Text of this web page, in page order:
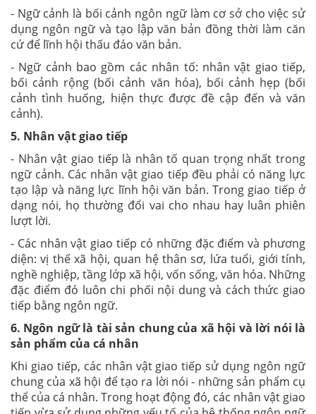
- Ngữ cảnh là bối cảnh ngôn ngữ làm cơ sở cho việc sử
dụng ngôn ngữ và tạo lập văn bản đồng thời làm căn
cứ để lĩnh hội thấu đáo văn bản.
- Ngữ cảnh bao gồm các nhân tố: nhân vật giao tiếp,
bối cảnh rộng (bối cảnh văn hóa), bối cảnh hẹp (bối
cảnh tình huống, hiện thực được đề cập đến và văn
cảnh).
5. Nhân vật giao tiếp
- Nhân vật giao tiếp là nhân tố quan trọng nhất trong
ngữ cảnh. Các nhân vật giao tiếp đều phải có năng lực
tạo lập và năng lực lĩnh hội văn bản. Trong giao tiếp ở
dạng nói, họ thường đổi vai cho nhau hay luân phiên
lượt lời.
- Các nhân vật giao tiếp có những đặc điểm và phương
diện: vị thế xã hội, quan hệ thân sơ, lứa tuổi, giới tính,
nghề nghiệp, tầng lớp xã hội, vốn sống, văn hóa. Những
đặc điểm đó luôn chi phối nội dung và cách thức giao
tiếp bằng ngôn ngữ.
6. Ngôn ngữ là tài sản chung của xã hội và lời nói là
sản phẩm của cá nhân
Khi giao tiếp, các nhân vật giao tiếp sử dụng ngôn ngữ
chung của xã hội để tạo ra lời nói - những sản phẩm cụ
thể của cá nhân. Trong hoạt động đó, các nhân vật giao